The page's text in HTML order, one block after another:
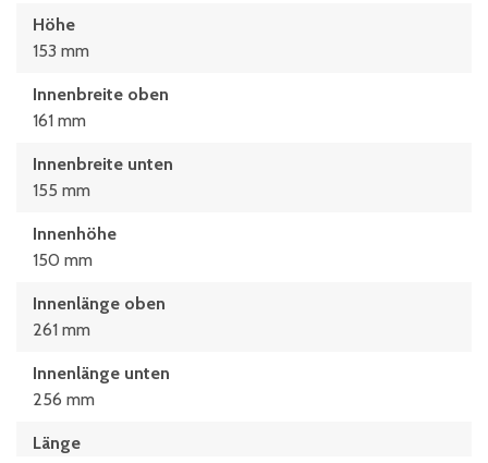
Höhe
153 mm
Innenbreite oben
161 mm
Innenbreite unten
155 mm
Innenhöhe
150 mm
Innenlänge oben
261 mm
Innenlänge unten
256 mm
Länge